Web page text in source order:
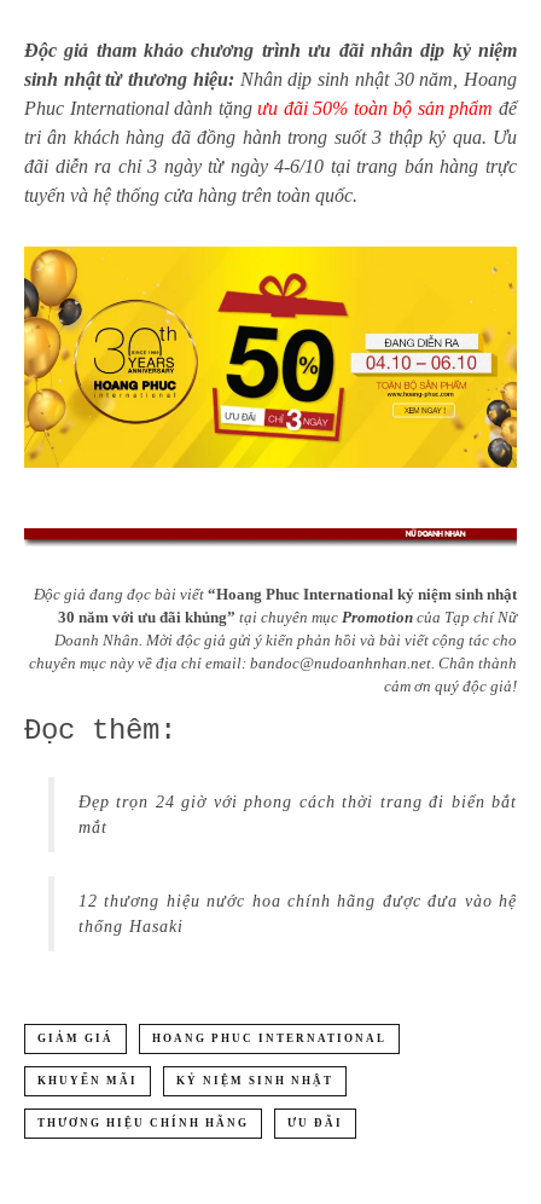
Độc giả tham khảo chương trình ưu đãi nhân dịp kỷ niệm
sinh nhật từ thương hiệu: Nhân dịp sinh nhật 30 năm, Hoang
Phuc International dành tặngưu đãi 50% toàn bộ sản phẩm để
tri ân khách hàng đã đồng hành trong suốt 3 thập kỷ qua. Ưu
đãi diễn ra chỉ 3 ngày từ ngày 4-6/10 tại trang bán hàng trực
tuyến và hệ thống cửa hàng trên toàn quốc.
Độc giả đang đọc bài viết “Hoang Phuc International kỷ niệm sinh nhật
30 năm với ưu đãi khủng” tại chuyên mục Promotion của Tạp chí Nữ
Doanh Nhân. Mời độc giả gửi ý kiến phản hồi và bài viết cộng tác cho
chuyên mục này về địa chỉ email: bandoc@nudoanhnhan.net . Chân thành
cảm ơn quý độc giả!
Đọc thêm:
Đẹp trọn 24 giờ với phong cách thời trang đi biển bắt
mắt
12 thương hiệu nước hoa chính hãng được đưa vào hệ
thống Hasaki
GIẢM GIÁ HOANG PHUC INTERNATIONAL
KHUYẾN MÃI KỶ NIỆM SINH NHẬT
THƯƠNG HIỆU CHÍNH HÃNG ƯU ĐÃI